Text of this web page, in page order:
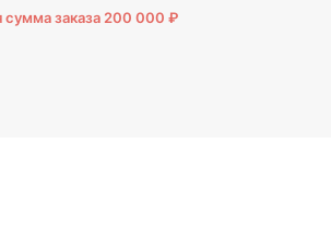
заказа 200 000 ₽